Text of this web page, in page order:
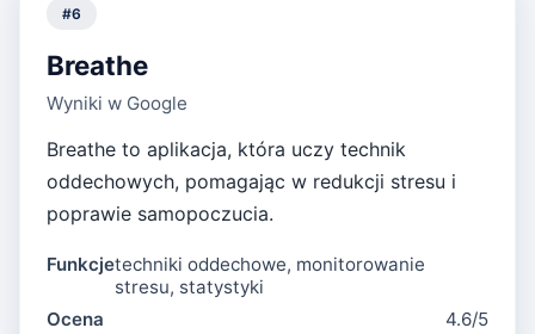
#6
Breathe
Wyniki w Google
Breathe to aplikacja, która uczy technik
oddechowych, pomagając w redukcji stresu i
poprawie samopoczucia.
Funkcjetechniki oddechowe, monitorowanie
stresu, statystyki
Ocena
4.6/5